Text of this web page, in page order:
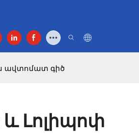
ավտոմատ գիծ
Լոլիպոփ